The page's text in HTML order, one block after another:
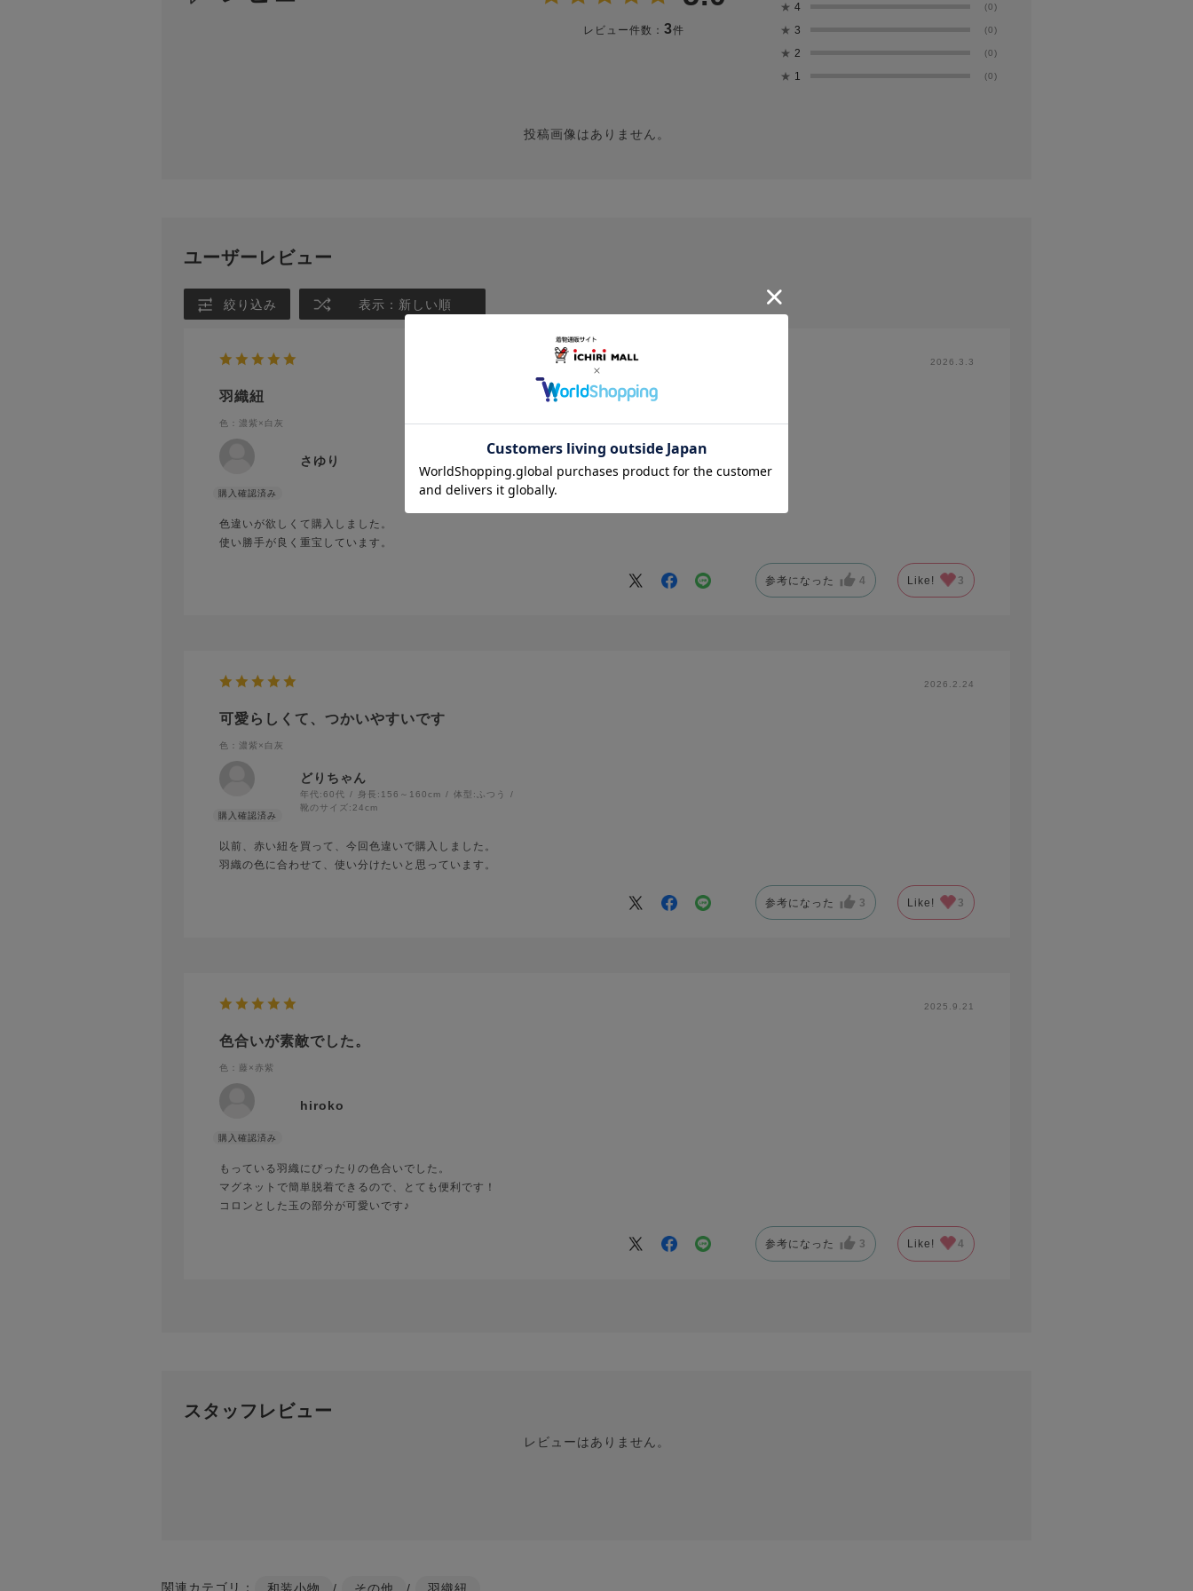
レビュー件数： 3件
★ 4 (0)
★ 3 (0)
★ 2 (0)
★ 1 (0)
投稿画像はありません。
ユーザーレビュー
絞り込み 表示：新しい順
2026.3.3
羽織紐
色：濃紫×白灰
さゆり
色違いが欲しくて購入しました。
使い勝手が良く重宝しています。
参考になった 4 Like! 3
2026.2.24
可愛らしくて、つかいやすいです
色：濃紫×白灰
どりちゃん
年代:60代 身長: 156～160cm 体型: ふつう
靴のサイズ: 24cm
以前、赤い紐を買って、今回色違いで購入しました。
羽織の色に合わせて、使い分けたいと思っています。
参考になった 3 Like! 3
2025.9.21
色合いが素敵でした。
色：藤×赤紫
hiroko
もっている羽織にぴったりの色合いでした。
マグネットで簡単脱着できるので、とても便利です！
コロンとした玉の部分が可愛いです♪
参考になった 3 Like! 4
スタッフレビュー
レビューはありません。
関連カテゴリ： 和装小物 / その他 / 羽織紐